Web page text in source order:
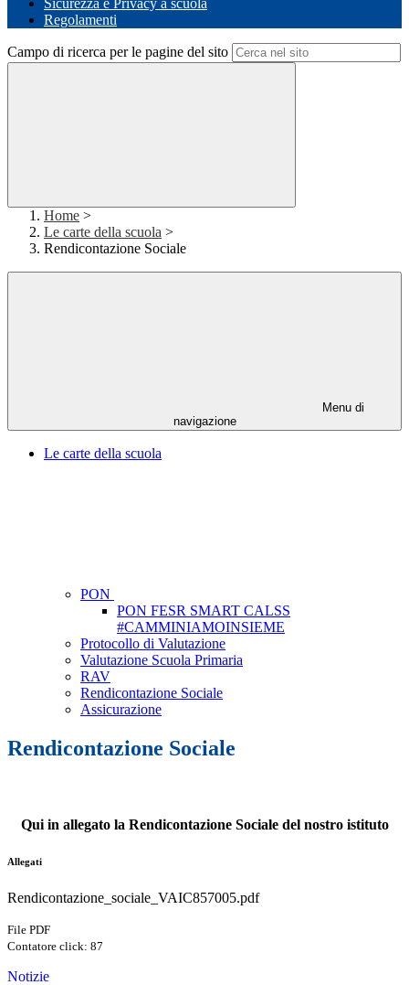
Sicurezza e Privacy a scuola
Regolamenti
Campo di ricerca per le pagine del sito
Home >
Le carte della scuola >
Rendicontazione Sociale
Menu di
navigazione
Le carte della scuola
PON
PON FESR SMART CALSS
#CAMMINIAMOINSIEME
Protocollo di Valutazione
Valutazione Scuola Primaria
RAV
Rendicontazione Sociale
Assicurazione
Rendicontazione Sociale
Qui in allegato la Rendicontazione Sociale del nostro istituto
Allegati
Rendicontazione_sociale_VAIC857005.pdf
File PDF
Contatore click: 87
Notizie